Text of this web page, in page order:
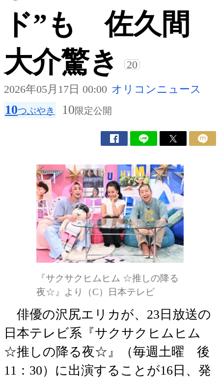
ド”も 佐久間
大介驚き
20
2026年05月17日 00:00 オリコンニュース
10つぶやき 10限定公開
『サクサクヒムヒム ☆推しの降る
夜☆』より（C）日本テレビ
俳優の沢尻エリカが、23日放送の
日本テレビ系『サクサクヒムヒム
☆推しの降る夜☆』（毎週土曜 後
11：30）に出演することが16日、発